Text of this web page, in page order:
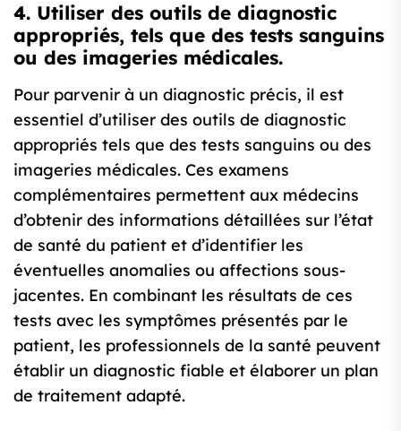
4. Utiliser des outils de diagnostic
appropriés, tels que des tests sanguins
ou des imageries médicales.
Pour parvenir à un diagnostic précis, il est
essentiel d’utiliser des outils de diagnostic
appropriés tels que des tests sanguins ou des
imageries médicales. Ces examens
complémentaires permettent aux médecins
d’obtenir des informations détaillées sur l’état
de santé du patient et d’identifier les
éventuelles anomalies ou affections sous-
jacentes. En combinant les résultats de ces
tests avec les symptômes présentés par le
patient, les professionnels de la santé peuvent
établir un diagnostic fiable et élaborer un plan
de traitement adapté.